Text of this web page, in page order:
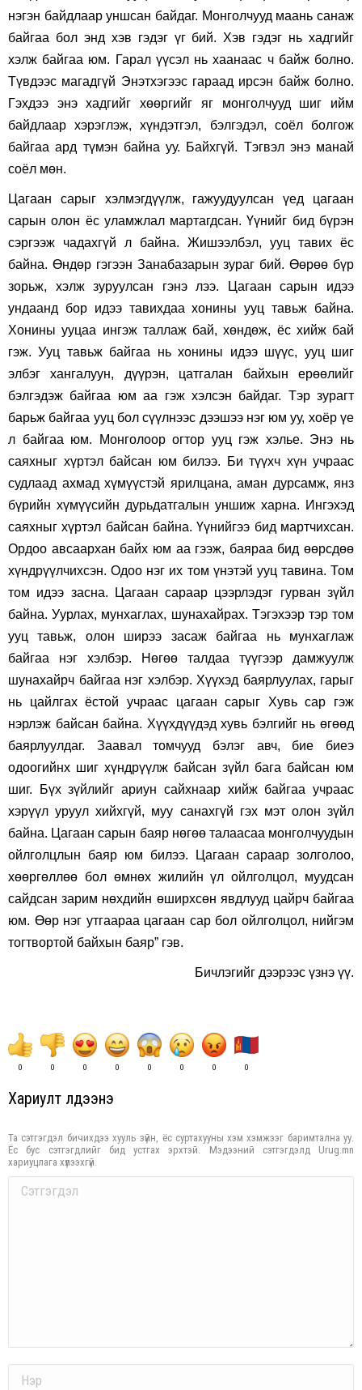
нэгэн байдлаар уншсан байдаг. Монголчууд маань санаж
байгаа бол энд хэв гэдэг үг бий. Хэв гэдэг нь хадгийг
хэлж байгаа юм. Гарал үүсэл нь хаанаас ч байж болно.
Түвдээс магадгүй Энэтхэгээс гараад ирсэн байж болно.
Гэхдээ энэ хадгийг хөөргийг яг монголчууд шиг ийм
байдлаар хэрэглэж, хүндэтгэл, бэлгэдэл, соёл болгож
байгаа ард түмэн байна уу. Байхгүй. Тэгвэл энэ манай
соёл мөн.
Цагаан сарыг хэлмэгдүүлж, гажуудуулсан үед цагаан
сарын олон ёс уламжлал мартагдсан. Үүнийг бид бүрэн
сэргээж чадахгүй л байна. Жишээлбэл, ууц тавих ёс
байна. Өндөр гэгээн Занабазарын зураг бий. Өөрөө бүр
зорьж, хэлж зуруулсан гэнэ лээ. Цагаан сарын идээ
ундаанд бор идээ тавихдаа хонины ууц тавьж байна.
Хонины ууцаа ингэж таллаж бай, хөндөж, ёс хийж бай
гэж. Ууц тавьж байгаа нь хонины идээ шүүс, ууц шиг
элбэг хангалуун, дүүрэн, цатгалан байхын ерөөлийг
бэлгэдэж байгаа юм аа гэж хэлсэн байдаг. Тэр зурагт
барьж байгаа ууц бол сүүлнээс дээшээ нэг юм уу, хоёр үе
л байгаа юм. Монголоор огтор ууц гэж хэлье. Энэ нь
саяхныг хүртэл байсан юм билээ. Би түүхч хүн учраас
судлаад ахмад хүмүүстэй ярилцана, аман дурсамж, янз
бүрийн хүмүүсийн дурьдатгалын уншиж харна. Ингэхэд
саяхныг хүртэл байсан байна. Үүнийгээ бид мартчихсан.
Ордоо авсаархан байх юм аа гээж, баяраа бид өөрсдөө
хүндрүүлчихсэн. Одоо нэг их том үнэтэй ууц тавина. Том
том идээ засна. Цагаан сараар цээрлэдэг гурван зүйл
байна. Уурлах, мунхаглах, шунахайрах. Тэгэхээр тэр том
ууц тавьж, олон ширээ засаж байгаа нь мунхаглаж
байгаа нэг хэлбэр. Нөгөө талдаа түүгээр дамжуулж
шунахайрч байгаа нэг хэлбэр. Хүүхэд баярлуулах, гарыг
нь цайлгах ёстой учраас цагаан сарыг Хувь сар гэж
нэрлэж байсан байна. Хүүхдүүдэд хувь бэлгийг нь өгөөд
баярлуулдаг. Заавал томчууд бэлэг авч, бие биеэ
одоогийнх шиг хүндрүүлж байсан зүйл бага байсан юм
шиг. Бүх зүйлийг ариун сайхнаар хийж байгаа учраас
хэрүүл уруул хийхгүй, муу санахгүй гэх мэт олон зүйл
байна. Цагаан сарын баяр нөгөө талаасаа монголчуудын
ойлголцлын баяр юм билээ. Цагаан сараар золголоо,
хөөргөллөө бол өмнөх жилийн үл ойлголцол, муудсан
сайдсан зарим нөхдийн өширхсөн явдлууд цайрч байгаа
юм. Өөр нэг утгаараа цагаан сар бол ойлголцол, нийгэм
тогтвортой байхын баяр” гэв.
Бичлэгийг дээрээс үзнэ үү.
0 0 0 0 0 0 0 0
Хариулт үлдээнэ үү
Та сэтгэгдэл бичихдээ хууль зүйн, ёс суртахууны хэм хэмжээг баримтална уу.
Ёс бус сэтгэгдлийг бид устгах эрхтэй. Мэдээний сэтгэгдэлд Urug.mn
хариуцлага хүлээхгүй.
Comment